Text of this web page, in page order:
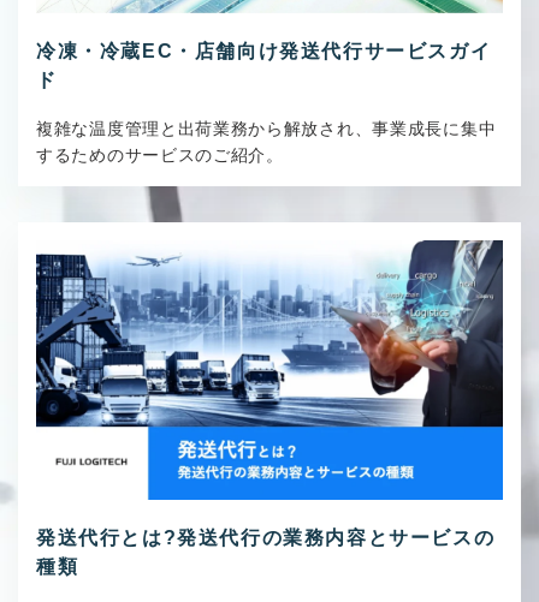
冷凍・冷蔵EC・店舗向け発送代行サービスガイ
ド
複雑な温度管理と出荷業務から解放され、事業成長に集中
するためのサービスのご紹介。
発送代行とは?発送代行の業務内容とサービスの
種類